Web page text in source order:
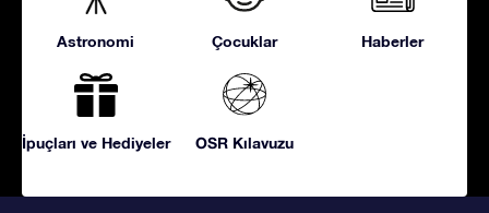
Astronomi Çocuklar Haberler
İpuçları ve Hediyeler OSR Kılavuzu